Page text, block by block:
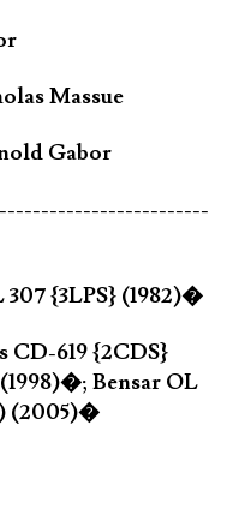
Massue
Gabor
{3LPS} (1982)�
CD-619 {2CDS}
Bensar OL
(2005)�